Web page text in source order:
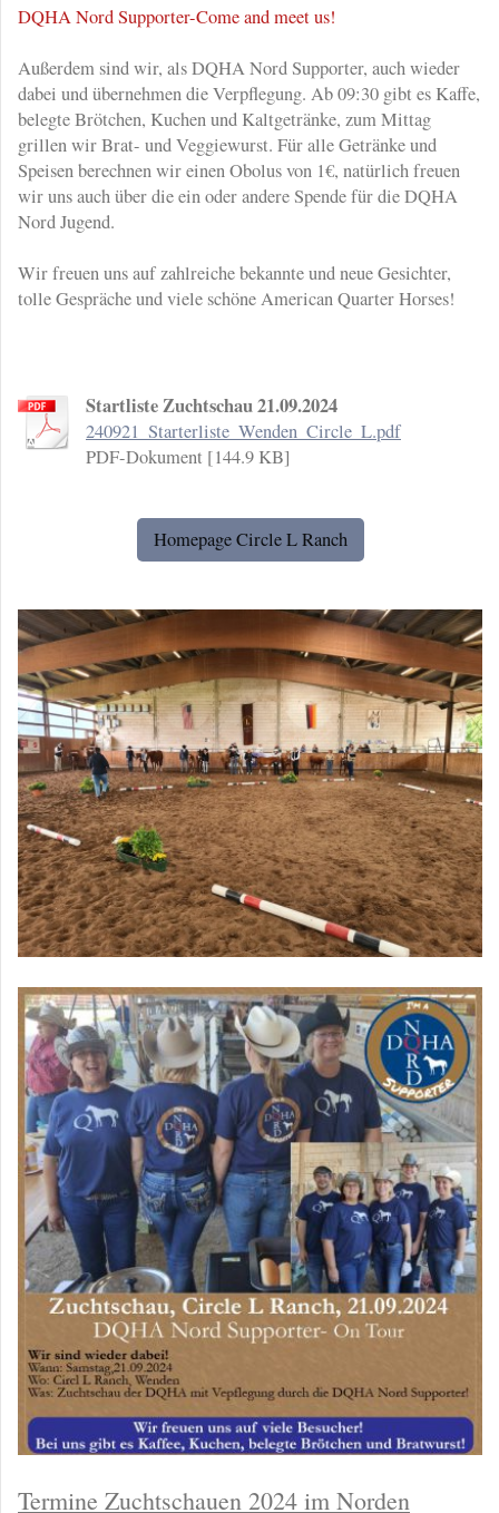
DQHA Nord Supporter-Come and meet us!
Außerdem sind wir, als DQHA Nord Supporter, auch wieder
dabei und übernehmen die Verpflegung. Ab 09:30 gibt es Kaffe,
belegte Brötchen, Kuchen und Kaltgetränke, zum Mittag
grillen wir Brat- und Veggiewurst. Für alle Getränke und
Speisen berechnen wir einen Obolus von 1€, natürlich freuen
wir uns auch über die ein oder andere Spende für die DQHA
Nord Jugend.
Wir freuen uns auf zahlreiche bekannte und neue Gesichter,
tolle Gespräche und viele schöne American Quarter Horses!
Startliste Zuchtschau 21.09.2024
240921_Starterliste_Wenden_Circle_L.pdf
PDF-Dokument [144.9 KB]
Homepage Circle L Ranch
Termine Zuchtschauen 2024 im Norden